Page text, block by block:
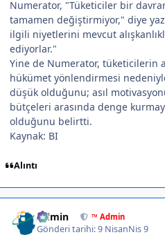
Numerator, "Tüketiciler bir
tamamen değiştirmiyor," diye
ilgili niyetlerini mevcut
ediyorlar."
Yine de Numerator, tüketicilerin
hükümet yönlendirmesi
düşük olduğunu; asıl
bütçeleri arasında denge
olduğunu belirtti.
Kaynak: BI
Alıntı
Admin ™ Admin
Gönderi tarihi:9 NisanNis 9